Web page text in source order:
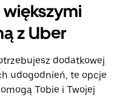
z Uber
dodatkowej
udogodnień, te opcje
Tobie i Twojej